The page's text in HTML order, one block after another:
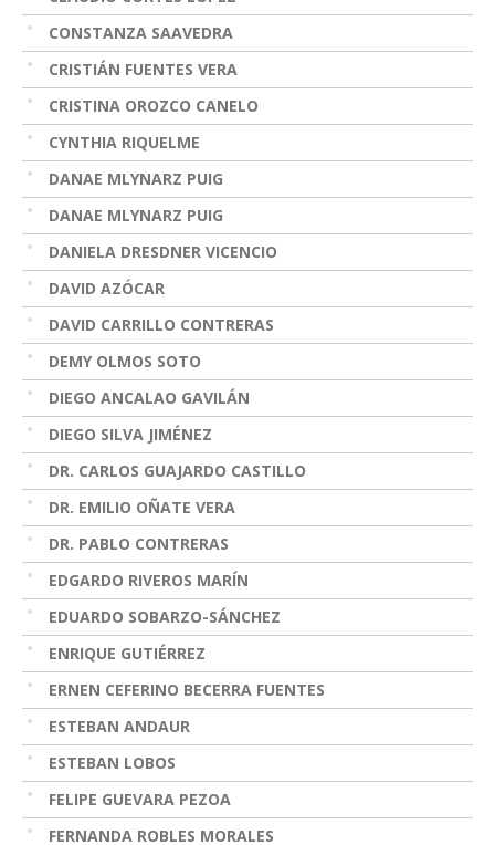
CONSTANZA SAAVEDRA
CRISTIÁN FUENTES VERA
CRISTINA OROZCO CANELO
CYNTHIA RIQUELME
DANAE MLYNARZ PUIG
DANAE MLYNARZ PUIG
DANIELA DRESDNER VICENCIO
DAVID AZÓCAR
DAVID CARRILLO CONTRERAS
DEMY OLMOS SOTO
DIEGO ANCALAO GAVILÁN
DIEGO SILVA JIMÉNEZ
DR. CARLOS GUAJARDO CASTILLO
DR. EMILIO OÑATE VERA
DR. PABLO CONTRERAS
EDGARDO RIVEROS MARÍN
EDUARDO SOBARZO-SÁNCHEZ
ENRIQUE GUTIÉRREZ
ERNEN CEFERINO BECERRA FUENTES
ESTEBAN ANDAUR
ESTEBAN LOBOS
FELIPE GUEVARA PEZOA
FERNANDA ROBLES MORALES